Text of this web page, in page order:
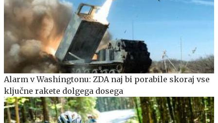
Alarm v Washingtonu: ZDA naj bi porabile skoraj vse
ključne rakete dolgega dosega